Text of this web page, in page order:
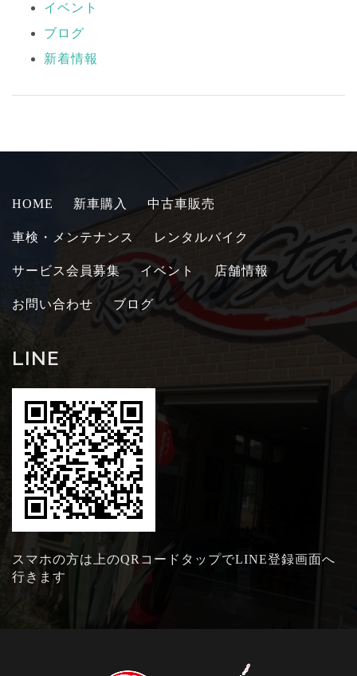
イベント
ブログ
新着情報
HOME 新車購入 中古車販売
車検・メンテナンス レンタルバイク
サービス会員募集 イベント 店舗情報
お問い合わせ ブログ
LINE
スマホの方は上のQRコードタップでLINE登録画面へ
行きます